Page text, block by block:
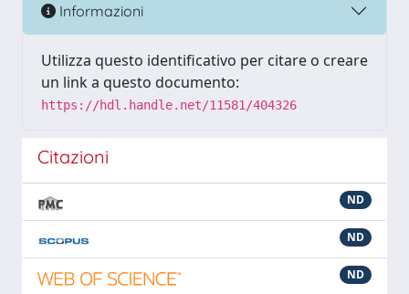
Informazioni
Utilizza questo identificativo per citare o creare
un link a questo documento:
https://hdl.handle.net/11581/404326
Citazioni
ND
ND
ND